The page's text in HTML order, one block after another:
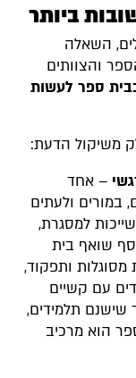
השאלה
והצוותים
ספר לעשות
משיקול הדעת:
– אחד
במורים ולעתים
למסגרת,
שואף בית
ותפקוד,
עם קשיים
שישנם תלמידים,
הוא מרכיב